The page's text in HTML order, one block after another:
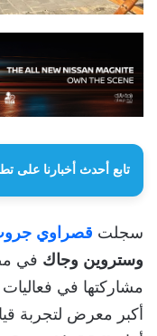
تابع أحدث أخبارنا على
سجلت قصراوي
وستروين وجاك في
مشاركتها في فعاليات
أكبر معرض لتجربة